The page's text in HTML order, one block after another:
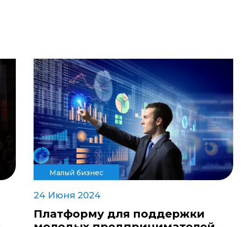
Малый бизнес
24 Июня 2024
Платформу для поддержки